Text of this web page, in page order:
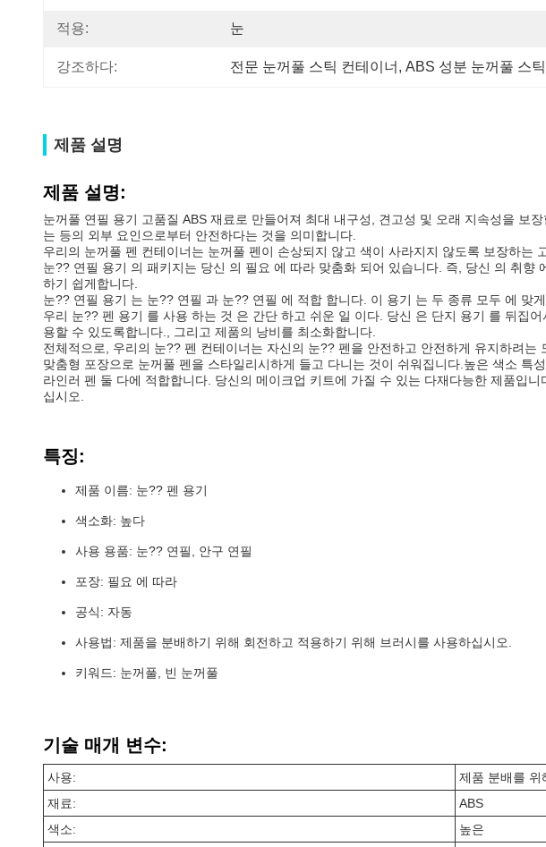
적용: 눈
강조하다: 전문 눈꺼풀 스틱 컨테이너 , ABS 성분 눈꺼풀 스
제품 설명
제품 설명:
눈꺼풀 연필 용기 고품질 ABS 재료로 만들어져 최대 내구성, 견고성 및 오래 지속성을 보
는 등의 외부 요인으로부터 안전하다는 것을 의미합니다.
우리의 눈꺼풀 펜 컨테이너는 눈꺼풀 펜이 손상되지 않고 색이 사라지지 않도록 보장하는
눈?? 연필 용기 의 패키지는 당신 의 필요 에 따라 맞춤화 되어 있습니다. 즉, 당신 의 취
하기 쉽게합니다.
눈?? 연필 용기 는 눈?? 연필 과 눈?? 연필 에 적합 합니다. 이 용기 는 두 종류 모두 에 맞
우리 눈?? 펜 용기 를 사용 하는 것 은 간단 하고 쉬운 일 이다. 당신 은 단지 용기 를 뒤집
용할 수 있도록합니다., 그리고 제품의 낭비를 최소화합니다.
전체적으로, 우리의 눈?? 펜 컨테이너는 자신의 눈?? 펜을 안전하고 안전하게 유지하려
맞춤형 포장으로 눈꺼풀 펜을 스타일리시하게 들고 다니는 것이 쉬워집니다.높은 색소
라인러 펜 둘 다에 적합합니다. 당신의 메이크업 키트에 가질 수 있는 다재다능한 제품입
십시오.
특징:
제품 이름: 눈?? 펜 용기
색소화: 높다
사용 용품: 눈?? 연필, 안구 연필
포장: 필요 에 따라
공식: 자동
사용법: 제품을 분배하기 위해 회전하고 적용하기 위해 브러시를 사용하십시오.
키워드: 눈꺼풀, 빈 눈꺼풀
기술 매개 변수:
사용:
제품 분배를 위
재료:
ABS
색소:
높은